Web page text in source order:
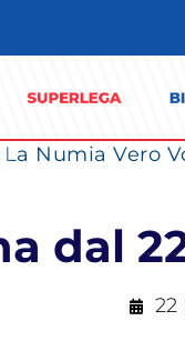
dal
22